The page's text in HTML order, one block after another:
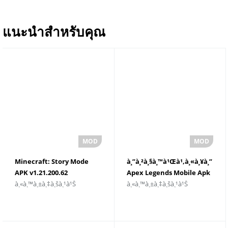
แนะนำสำหรับคุณ
Minecraft: Story Mode
APK v1.21.200.62
à¸”à¸²à¸§à¸™à¹Œà¹‚à¸«à¸¥à¸”
à¸«à¸™à¸±à¸‡à¸šà¸¹à¹Š
à¸”à¸²à¸§à¸™à¹Œà¹‚à¸«à¸¥à¸”
Apex Legends Mobile Apk
v1.3.672.556
à¸«à¸™à¸±à¸‡à¸šà¸¹à¹Š